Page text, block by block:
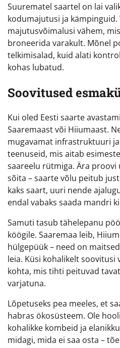
Suurematel saartel on lai
kodumajutusi ja kämpinguid.
majutusvõimalusi vähem,
broneerida varakult. Mõnel
telkimisalad, kuid alati
kohas lubatud.
Soovitused
Kui oled Eesti saarte
Saaremaast või Hiiumaast.
mugavamat infrastruktuuri
teenuseid, mis aitab
saareelu rütmiga. Ära proovi
sõita – saarte võlu peitub
kaks saart, uuri nende
endal vabaks saada mandri
Samuti tasub tähelepanu
köögile. Saaremaa leib,
hülgepüük – need on
leia. Küsi kohalikelt soovitusi
kohta, mis tihti peituvad
varjatuna.
Lõpetuseks pea meeles, et
habras ökosüsteem. Ole
kohalikke kombeid ja
midagi, mida ei saa osta –